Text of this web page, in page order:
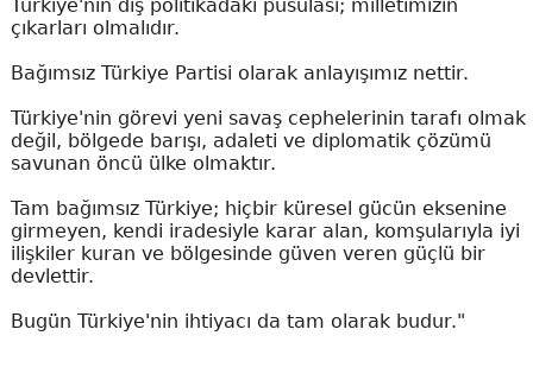
Türkiye'nin dış politikadaki pusulası; milletimizin
çıkarları olmalıdır.
Bağımsız Türkiye Partisi olarak anlayışımız nettir.
Türkiye'nin görevi yeni savaş cephelerinin tarafı olmak
değil, bölgede barışı, adaleti ve diplomatik çözümü
savunan öncü ülke olmaktır.
Tam bağımsız Türkiye; hiçbir küresel gücün eksenine
girmeyen, kendi iradesiyle karar alan, komşularıyla iyi
ilişkiler kuran ve bölgesinde güven veren güçlü bir
devlettir.
Bugün Türkiye'nin ihtiyacı da tam olarak budur."